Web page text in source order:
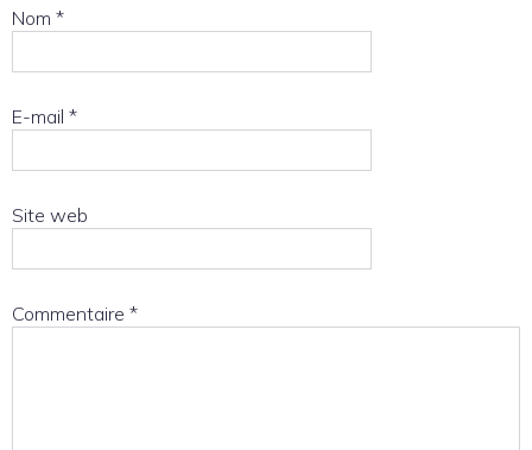
Nom *
E-mail *
Site web
Commentaire *